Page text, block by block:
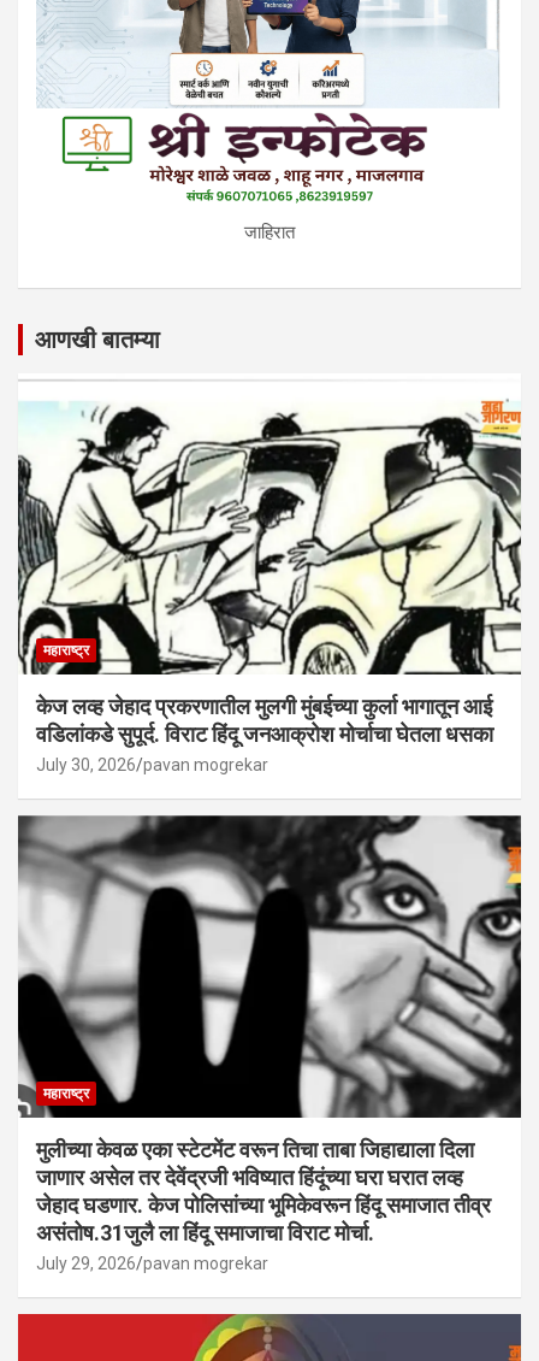
जाहिरात
आणखी बातम्या
महाराष्ट्र
केज लव्ह जेहाद प्रकरणातील मुलगी मुंबईच्या कुर्ला भागातून आई
वडिलांकडे सुपूर्द. विराट हिंदू जनआक्रोश मोर्चाचा घेतला धसका
July 30, 2026 pavan mogrekar
महाराष्ट्र
मुलीच्या केवळ एका स्टेटमेंट वरून तिचा ताबा जिहाद्याला दिला
जाणार असेल तर देवेंद्रजी भविष्यात हिंदूंच्या घरा घरात लव्ह
जेहाद घडणार. केज पोलिसांच्या भूमिकेवरून हिंदू समाजात तीव्र
असंतोष.31जुलै ला हिंदू समाजाचा विराट मोर्चा.
July 29, 2026 pavan mogrekar